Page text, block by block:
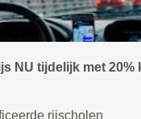
NU tijdelijk met 20%
rijscholen